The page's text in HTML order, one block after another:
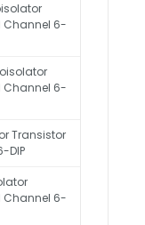
Channel 6-
Channel 6-
Transistor
DIP
Channel 6-